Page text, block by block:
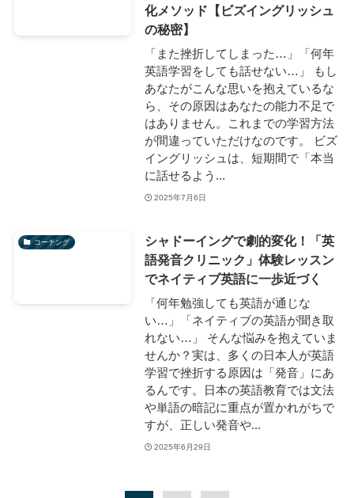
化メソッド【ビズイングリッシュ
の秘密】
「また挫折してしまった…」「何年
英語学習をしても話せない…」 もし
あなたがこんな思いを抱えているな
ら、その原因はあなたの能力不足で
はありません。これまでの学習方法
が間違っていただけなのです。 ビズ
イングリッシュは、短期間で「本当
に話せるよう...
2025年7月6日
コーチング
シャドーイングで劇的変化！「英
語発音クリニック」体験レッスン
でネイティブ英語に一歩近づく
「何年勉強しても英語が通じな
い…」「ネイティブの英語が聞き取
れない…」 そんな悩みを抱えていま
せんか？実は、多くの日本人が英語
学習で挫折する原因は「発音」にあ
るんです。日本の英語教育では文法
や単語の暗記に重点が置かれがちで
すが、正しい発音や...
2025年6月29日